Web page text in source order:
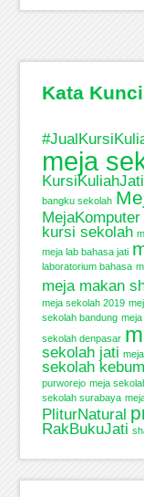
Kata
meja
KursiKuliahJati
bangku sekolah
MejaKomputer
kursi sekolah
meja lab bahasa jati
laboratorium bahasa
meja makan
meja sekolah 2019
sekolah bandung
sekolah denpasar
sekolah jati
sekolah
purworejo meja
sekolah surabaya
PliturNatural
RakBukuJati